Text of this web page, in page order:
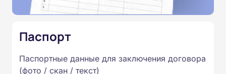
Паспорт
Паспортные данные для заключения договора
(фото / скан / текст)